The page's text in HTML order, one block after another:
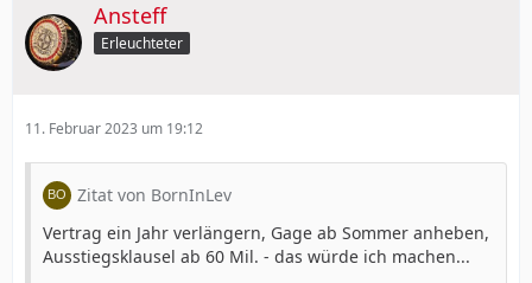
Ansteff
Erleuchteter
11. Februar 2023 um 19:12
Zitat von BornInLev
Vertrag ein Jahr verlängern, Gage ab Sommer anheben,
Ausstiegsklausel ab 60 Mil. - das würde ich machen...